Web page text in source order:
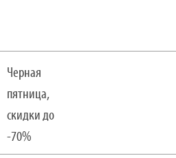
Черная
пятница,
скидки до
-70%